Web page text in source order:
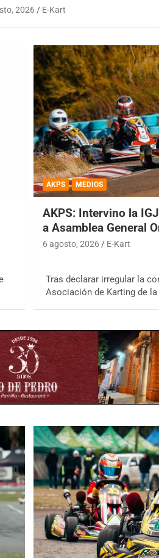
2026 E-Kart
AKPS MEDIOS
AKPS: Intervino la
a Asamblea General
6 agosto, 2026 E-Kart
Tras declarar irregular la
Asociación de Karting de